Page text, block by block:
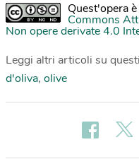
Quest'opera
Commons
Non opere derivate 4.0
Leggi altri articoli su
d'oliva, olive